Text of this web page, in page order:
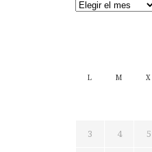
Archivos
L M X
3 4 5